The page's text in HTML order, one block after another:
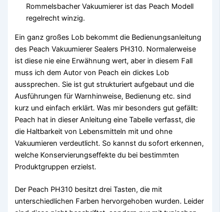
Rommelsbacher Vakuumierer ist das Peach Modell
regelrecht winzig.
Ein ganz großes Lob bekommt die Bedienungsanleitung
des Peach Vakuumierer Sealers PH310. Normalerweise
ist diese nie eine Erwähnung wert, aber in diesem Fall
muss ich dem Autor von Peach ein dickes Lob
aussprechen. Sie ist gut strukturiert aufgebaut und die
Ausführungen für Warnhinweise, Bedienung etc. sind
kurz und einfach erklärt. Was mir besonders gut gefällt:
Peach hat in dieser Anleitung eine Tabelle verfasst, die
die Haltbarkeit von Lebensmitteln mit und ohne
Vakuumieren verdeutlicht. So kannst du sofort erkennen,
welche Konservierungseffekte du bei bestimmten
Produktgruppen erzielst.
Der Peach PH310 besitzt drei Tasten, die mit
unterschiedlichen Farben hervorgehoben wurden. Leider